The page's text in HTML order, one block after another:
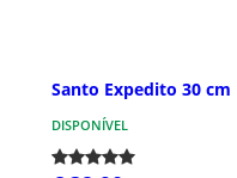
Santo Expedito 30
DISPONÍVEL